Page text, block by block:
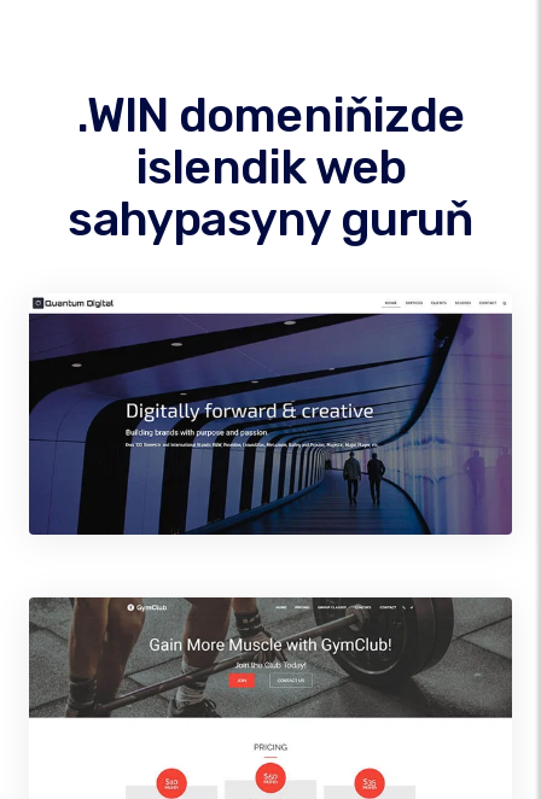
.WIN domeniňizde
islendik web
sahypasyny guruň